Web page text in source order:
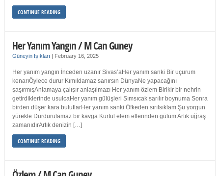
CONTINUE READING
Her Yanım Yangın / M Can Guney
Güneyin Işıkları | February 16, 2025
Her yanım yangın İnceden uzanır Sivas’aHer yanım sanki Bir uçurum
kenarıÖylece durur Kımıldamaz sanırsın DünyaNe yapacağını
şaşırmışAnlamaya çalışır anlaşılmazı Her yanım özlem Birikir bir nehrin
getirdiklerinde usulcaHer yanım gülüşleri Sımsıcak sarılır boynuma Sonra
birden düşer kara bulutlarHer yanım sanki Öfkeden sırılsıklam Şu yorgun
yürekte Durdurulamaz bir kavga Kurtul elem ellerinden gülüm Artık uğraş
zamanıdırArtık denizin […]
CONTINUE READING